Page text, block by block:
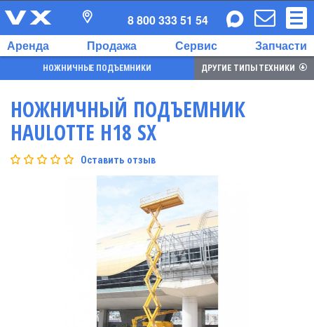
Аренда Продажа Сервис Запчасти
8 800 333 51 54
НОЖНИЧНЫЕ ПОДЪЕМНИКИ ДРУГИЕ ТИПЫ ТЕХНИКИ
НОЖНИЧНЫЙ ПОДЪЕМНИК
HAULOTTE H18 SX
Оставить отзыв